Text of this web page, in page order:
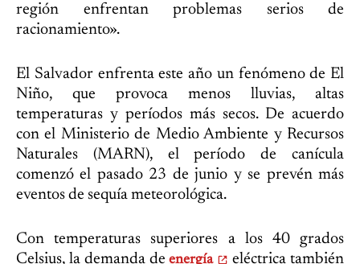
región enfrentan problemas serios de
racionamiento».
El Salvador enfrenta este año un fenómeno de El
Niño, que provoca menos lluvias, altas
temperaturas y períodos más secos. De acuerdo
con el Ministerio de Medio Ambiente y Recursos
Naturales (MARN), el período de canícula
comenzó el pasado 23 de junio y se prevén más
eventos de sequía meteorológica.
Con temperaturas superiores a los 40 grados
Celsius, la demanda deenergía
eléctrica también